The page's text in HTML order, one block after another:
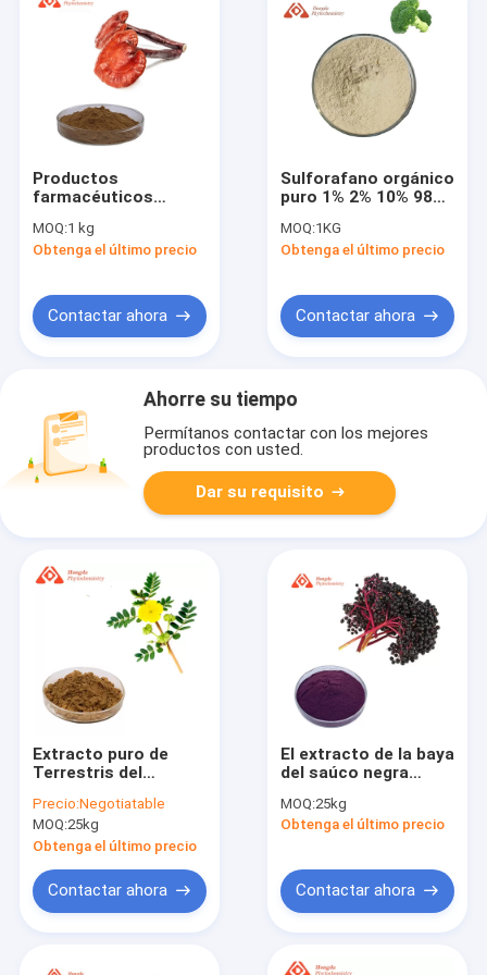
Productos
farmacéuticos
Reishi Polisacáridos
de Ganoderma en
MOQ:1 kg
Obtenga el último precio
Contactar ahora
Sulforafano orgánico
puro 1% 2% 10% 98%
brócoli
MOQ:1KG
Obtenga el último precio
Contactar ahora
Ahorre su tiempo
Permítanos contactar con los mejores
productos con usted.
Dar su requisito
Extracto puro de
Terrestris del
saponinas el 70% el
80% el 90% del
extracto de la planta
de CAS 90131-68-3
Precio:Negotiatable
MOQ:25kg
Obtenga el último precio
Contactar ahora
El extracto de la baya
del saúco negra
antocianinas del 25%
para el aumento
MOQ:25kg
Obtenga el último precio
Contactar ahora